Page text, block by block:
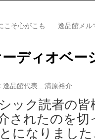
こそ心がこも
逸品館メ
ディオベー
逸品館代表 清原裕介
ック読者の
されたのを
になりまし